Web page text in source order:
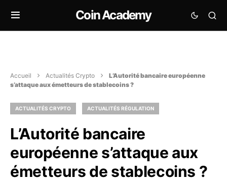
Coin Academy
Accueil Actualités Crypto
L’Autorité bancaire européenne
s’attaque aux émetteurs de stablecoins ?
ACTUALITÉS CRYPTO ACTUALITÉS RÉGULATION
L’Autorité bancaire
européenne s’attaque aux
émetteurs de stablecoins ?